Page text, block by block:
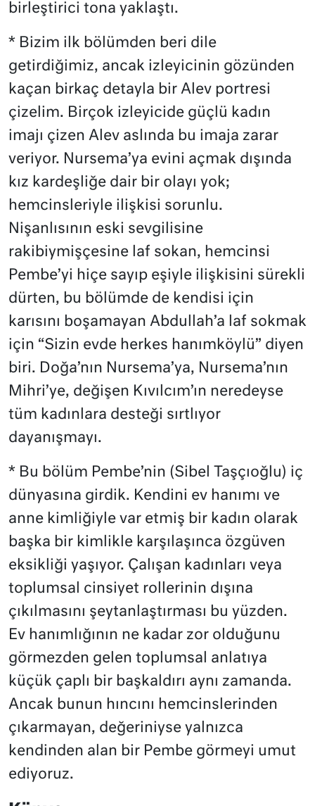
birleştirici tona yaklaştı.
* Bizim ilk bölümden beri dile
getirdiğimiz, ancak izleyicinin gözünden
kaçan birkaç detayla bir Alev portresi
çizelim. Birçok izleyicide güçlü kadın
imajı çizen Alev aslında bu imaja zarar
veriyor. Nursema’ya evini açmak dışında
kız kardeşliğe dair bir olayı yok;
hemcinsleriyle ilişkisi sorunlu.
Nişanlısının eski sevgilisine
rakibiymişçesine laf sokan, hemcinsi
Pembe’yi hiçe sayıp eşiyle ilişkisini sürekli
dürten, bu bölümde de kendisi için
karısını boşamayan Abdullah’a laf sokmak
için “Sizin evde herkes hanımköylü” diyen
biri. Doğa’nın Nursema’ya, Nursema’nın
Mihri’ye, değişen Kıvılcım’ın neredeyse
tüm kadınlara desteği sırtlıyor
dayanışmayı.
* Bu bölüm Pembe’nin (Sibel Taşçıoğlu) iç
dünyasına girdik. Kendini ev hanımı ve
anne kimliğiyle var etmiş bir kadın olarak
başka bir kimlikle karşılaşınca özgüven
eksikliği yaşıyor. Çalışan kadınları veya
toplumsal cinsiyet rollerinin dışına
çıkılmasını şeytanlaştırması bu yüzden.
Ev hanımlığının ne kadar zor olduğunu
görmezden gelen toplumsal anlatıya
küçük çaplı bir başkaldırı aynı zamanda.
Ancak bunun hıncını hemcinslerinden
çıkarmayan, değeriniyse yalnızca
kendinden alan bir Pembe görmeyi umut
ediyoruz.